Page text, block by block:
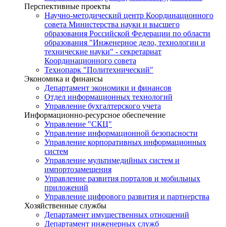
Перспективные проекты
Научно-методический центр Координационного
совета Министерства науки и высшего
образования Российской Федерации по области
образования "Инженерное дело, технологии и
технические науки" - секретариат
Координационного совета
Технопарк "Политехнический"
Экономика и финансы
Департамент экономики и финансов
Отдел информационных технологий
Управление бухгалтерского учета
Информационно-ресурсное обеспечение
Управление "СКЦ"
Управление информационной безопасности
Управление корпоративных информационных
систем
Управление мультимедийных систем и
импортозамещения
Управление развития порталов и мобильных
приложений
Управление цифрового развития и партнерства
Хозяйственные службы
Департамент имущественных отношений
Департамент инженерных служб